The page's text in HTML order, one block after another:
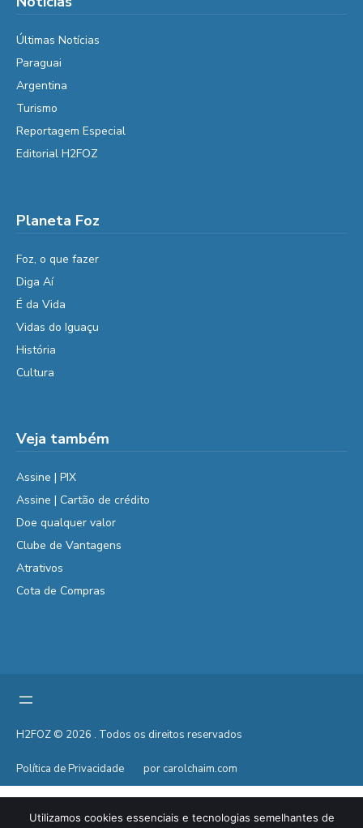
Últimas Notícias
Paraguai
Argentina
Turismo
Reportagem Especial
Editorial H2FOZ
Planeta Foz
Foz, o que fazer
Diga Aí
É da Vida
Vidas do Iguaçu
História
Cultura
Veja também
Assine | PIX
Assine | Cartão de crédito
Doe qualquer valor
Clube de Vantagens
Atrativos
Cota de Compras
H2FOZ © 2026 . Todos os direitos reservados
Política de Privacidade por carolchaim.com
Utilizamos cookies essenciais e tecnologias semelhantes de